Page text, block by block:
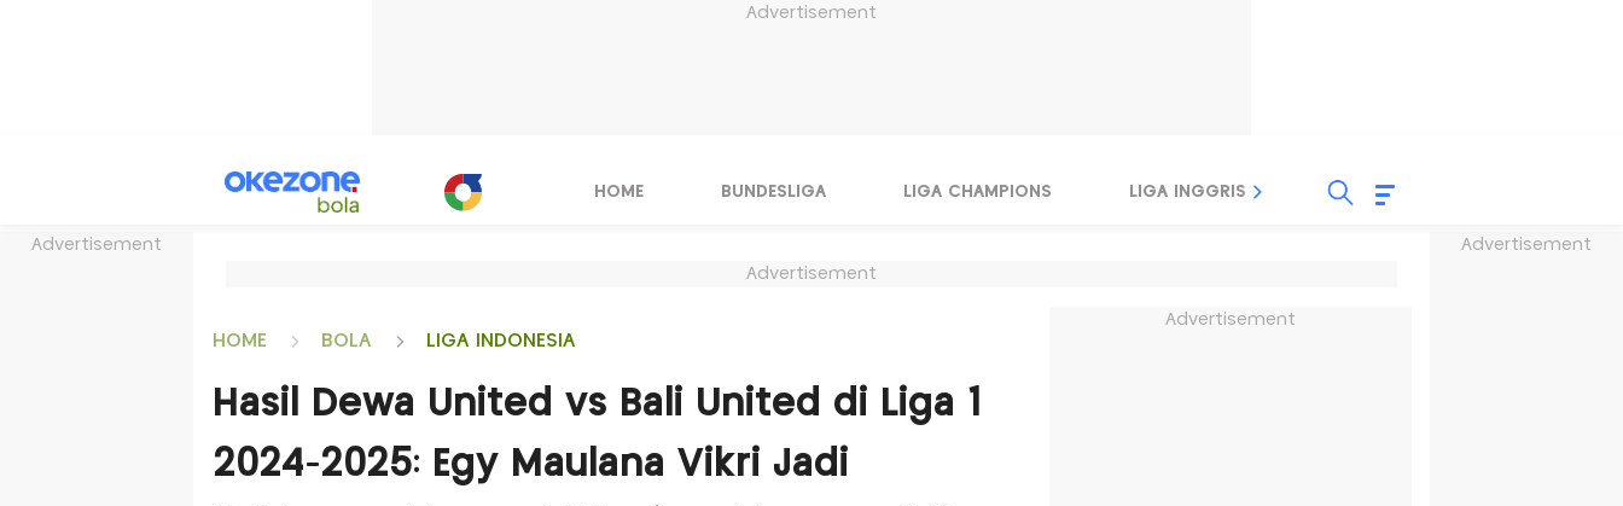
Advertisement
Advertisement Advertisement
HOME BUNDESLIGA LIGA CHAMPIONS LIGA INGGRIS LIGA ITALIA
Advertisement
HOME BOLA LIGA INDONESIA
Hasil Dewa United vs Bali United di Liga 1
2024-2025: Egy Maulana Vikri Jadi
Advertisement